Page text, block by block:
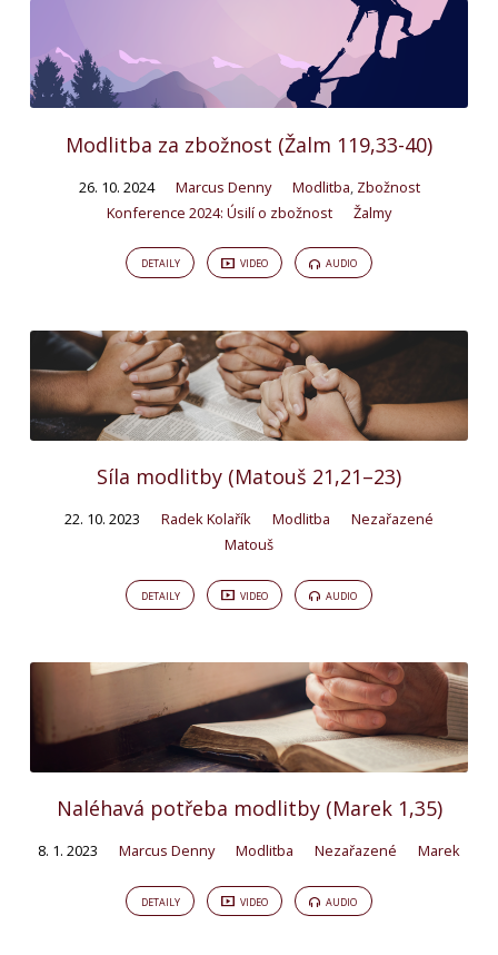
Modlitba za zbožnost (Žalm 119,33-40)
26. 10. 2024 Marcus Denny Modlitba, Zbožnost
Konference 2024: Úsilí o zbožnost
Žalmy
DETAILY VIDEO AUDIO
Síla modlitby (Matouš 21,21–23)
22. 10. 2023 Radek Kolařík Modlitba
Nezařazené
Matouš
DETAILY VIDEO AUDIO
Naléhavá potřeba modlitby (Marek 1,35)
8. 1. 2023 Marcus Denny Modlitba Nezařazené Marek
DETAILY VIDEO AUDIO